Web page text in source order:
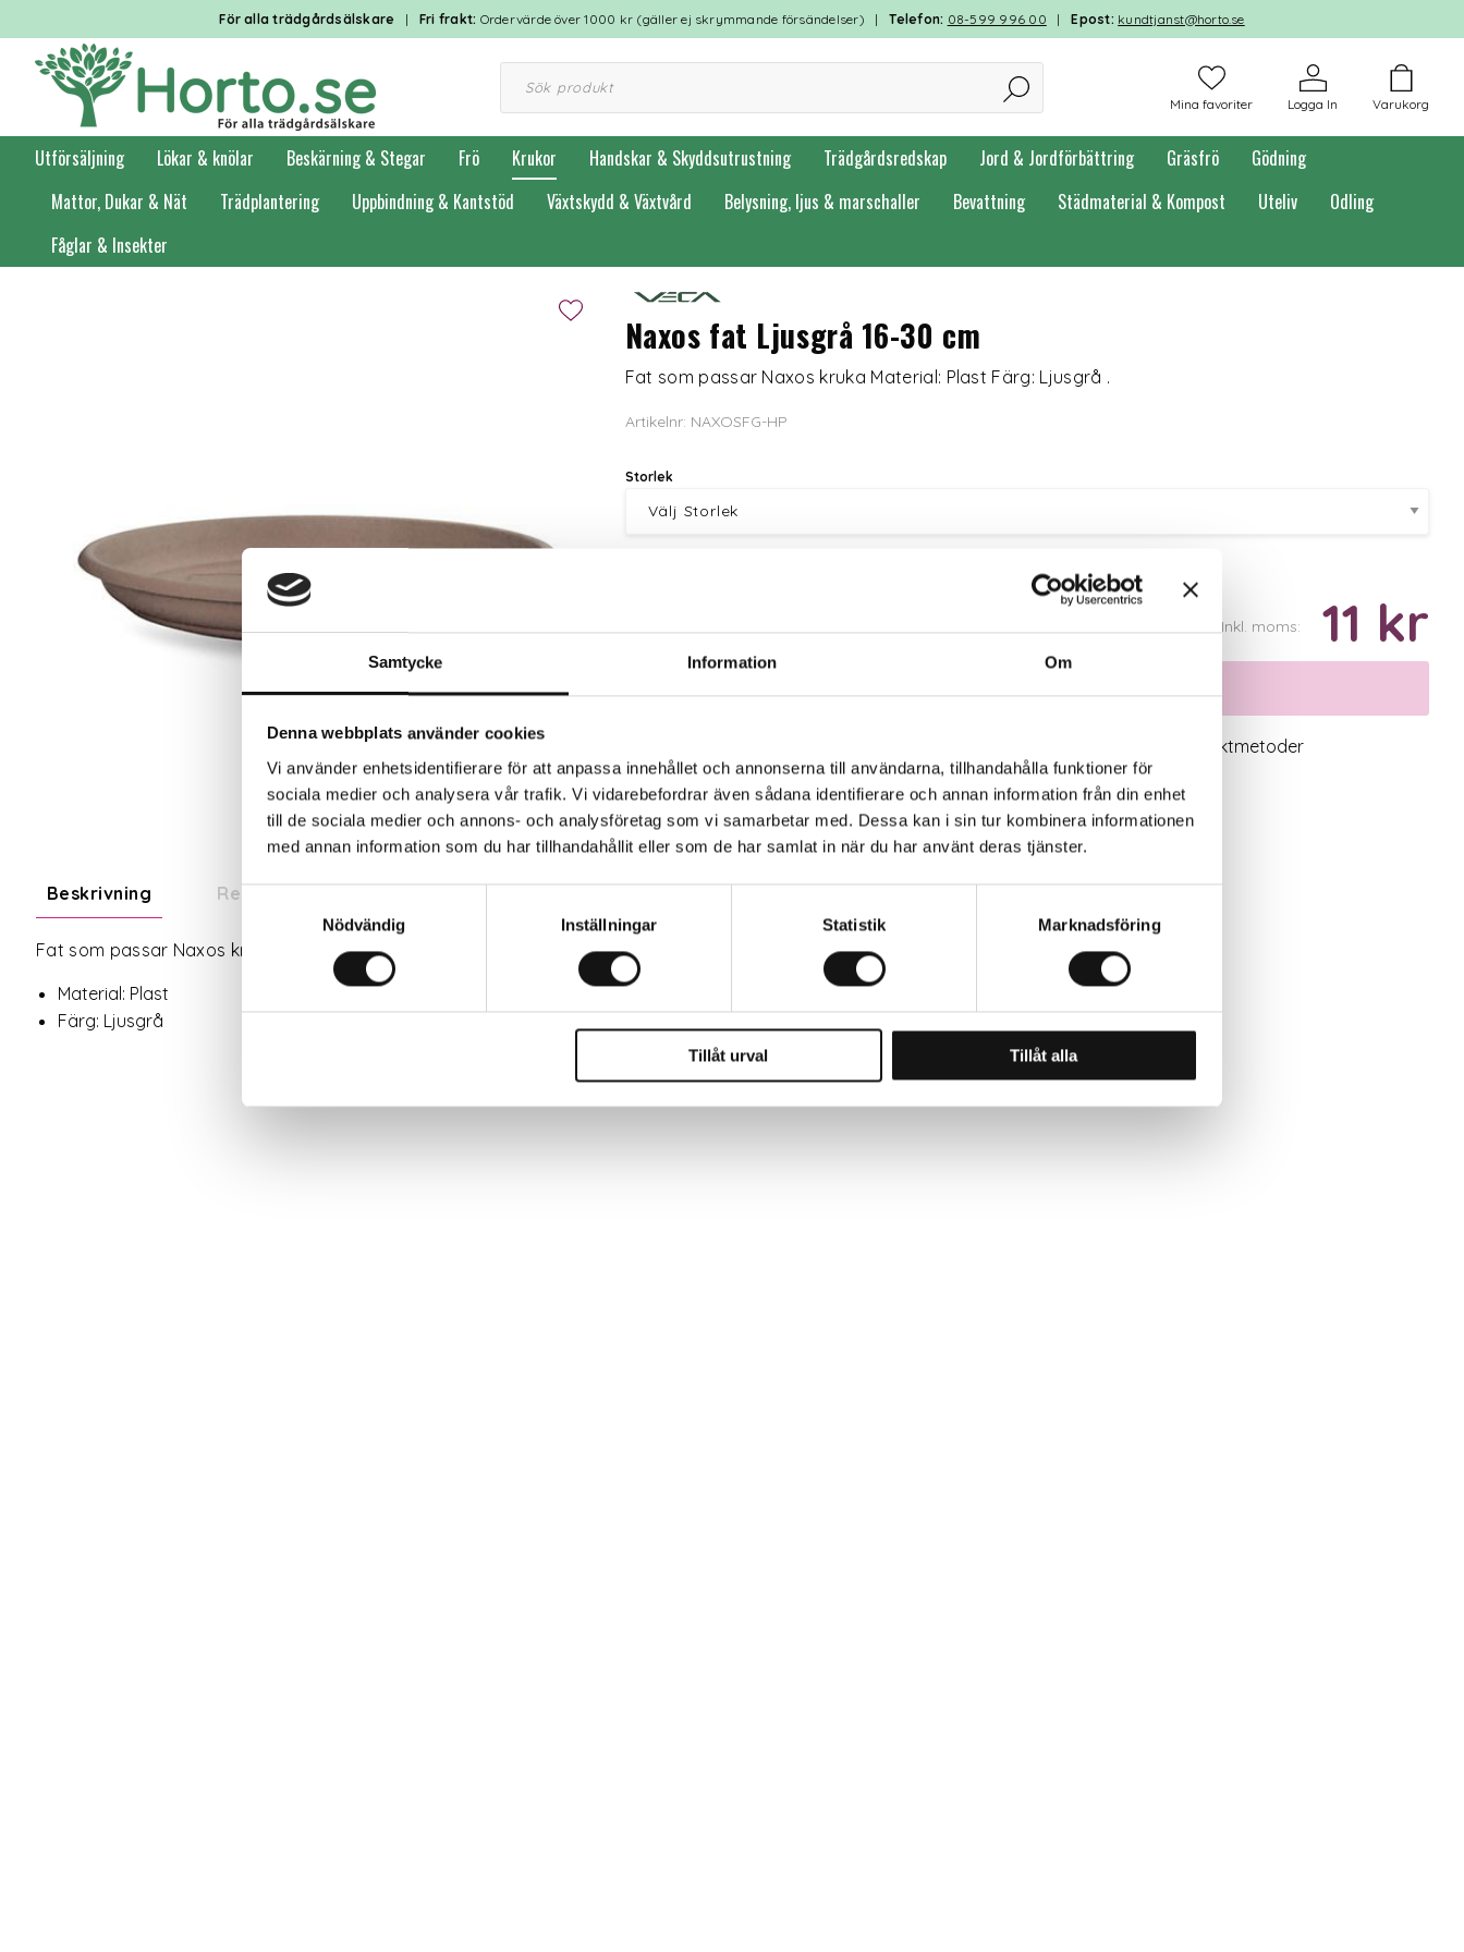
Samtycke Information Om
Denna webbplats använder cookies
Vi använder enhetsidentifierare för att anpassa innehållet och annonserna till användarna, tillhandahålla funktioner för
sociala medier och analysera vår trafik. Vi vidarebefordrar även sådana identifierare och annan information från din enhet
till de sociala medier och annons- och analysföretag som vi samarbetar med. Dessa kan i sin tur kombinera informationen
med annan information som du har tillhandahållit eller som de har samlat in när du har använt deras tjänster.
Nödvändig
Inställningar Statistik Marknadsföring
Tillåt urval Tillåt alla
För alla trädgårdsälskare | Fri frakt: Ordervärde över 1000 kr (gäller ej skrymmande försändelser) |Telefon: 08-599 996 00 |Epost: kundtjanst@horto.se
Varukorg
Logga In
Mina favoriter
Utförsäljning Lökar & knölar Beskärning & Stegar Frö Krukor Handskar & Skyddsutrustning Trädgårdsredskap Jord & Jordförbättring Gräsfrö
Gödning
Mattor, Dukar & Nät
Trädplantering Uppbindning & Kantstöd Växtskydd & Växtvård Belysning, ljus & marschaller Bevattning Städmaterial & Kompost Uteliv
Odling
Fåglar & Insekter
Förstasidan Krukor
Naxos fat Ljusgrå 16-30 cm
Fat som passar Naxos kruka Material: Plast Färg: Ljusgrå .
Artikelnr: NAXOSFG-HP
Storlek
Inkl. moms: 11 kr
Valbara fraktmetoder
Beskrivning Recensioner
Fat som passar Naxos kruka
Material: Plast
Färg: Ljusgrå